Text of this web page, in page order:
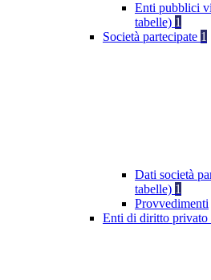
Enti pubblici
tabelle) 1
Società partecipate 1
Dati società
tabelle) 1
Provvedimenti
Enti di diritto privato